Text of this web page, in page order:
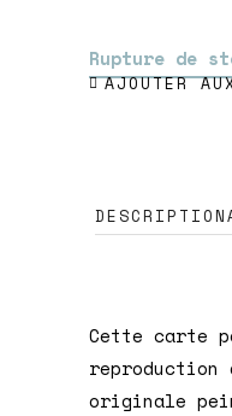
Rupture de
AJOUTER
DESCRIPTION
Cette carte
reproduction
originale